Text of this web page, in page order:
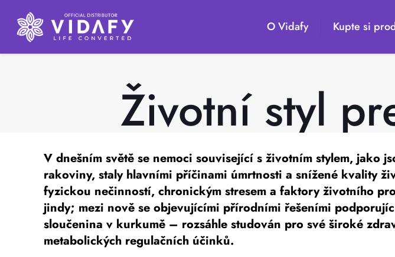
O Vidafy Kupte si
Životní styl
V dnešním světě se nemoci související s životním stylem,
rakoviny, staly hlavními příčinami úmrtnosti a snížené kvality
fyzickou nečinností, chronickým stresem a faktory životního
jindy; mezi nově se objevujícími přírodními řešeními
sloučenina v kurkumě – rozsáhle studován pro své široké
metabolických regulačních účinků.